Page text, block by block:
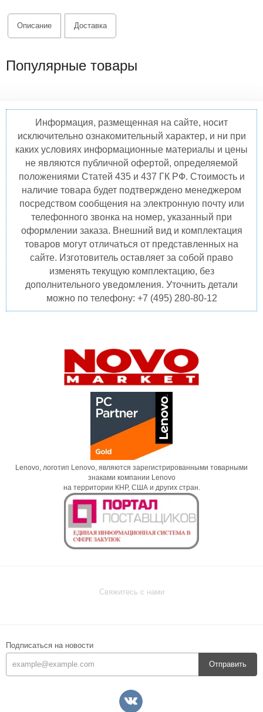
Описание Доставка
Популярные товары
Информация, размещенная на сайте, носит
исключительно ознакомительный характер, и ни при
каких условиях информационные материалы и цены
не являются публичной офертой, определяемой
положениями Статей 435 и 437 ГК РФ. Стоимость и
наличие товара будет подтверждено менеджером
посредством сообщения на электронную почту или
телефонного звонка на номер, указанный при
оформлении заказа. Внешний вид и комплектация
товаров могут отличаться от представленных на
сайте. Изготовитель оставляет за собой право
изменять текущую комплектацию, без
дополнительного уведомления. Уточнить детали
можно по телефону: +7 (495) 280-80-12
Lenovo, логотип Lenovo, являются зарегистрированными товарными
знаками компании Lenovo
на территории КНР, США и других стран.
Свяжитесь с нами
Подписаться на новости
Отправить